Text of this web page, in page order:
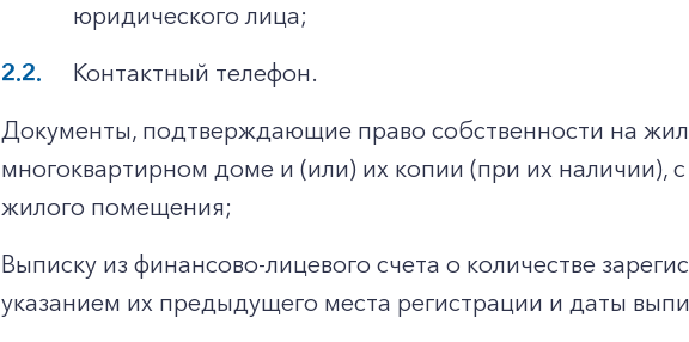
юридического лица;
Контактный телефон.
Документы, подтверждающие право собственности на
многоквартирном доме и (или) их копии (при их наличии),
жилого помещения;
Выписку из финансово-лицевого счета о количестве
указанием их предыдущего места регистрации и даты